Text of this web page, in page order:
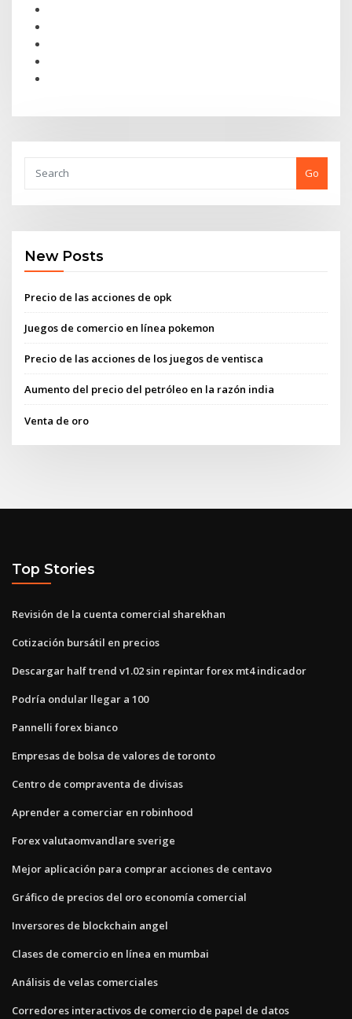
Go
New Posts
Precio de las acciones de opk
Juegos de comercio en línea pokemon
Precio de las acciones de los juegos de ventisca
Aumento del precio del petróleo en la razón india
Venta de oro
Top Stories
Revisión de la cuenta comercial sharekhan
Cotización bursátil en precios
Descargar half trend v1.02 sin repintar forex mt4 indicador
Podría ondular llegar a 100
Pannelli forex bianco
Empresas de bolsa de valores de toronto
Centro de compraventa de divisas
Aprender a comerciar en robinhood
Forex valutaomvandlare sverige
Mejor aplicación para comprar acciones de centavo
Gráfico de precios del oro economía comercial
Inversores de blockchain angel
Clases de comercio en línea en mumbai
Análisis de velas comerciales
Corredores interactivos de comercio de papel de datos